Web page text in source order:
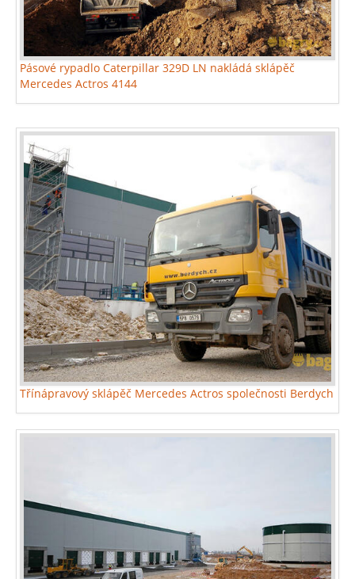
Pásové rypadlo Caterpillar 329D LN nakládá sklápěč
Mercedes Actros 4144
Třínápravový sklápěč Mercedes Actros společnosti Berdych